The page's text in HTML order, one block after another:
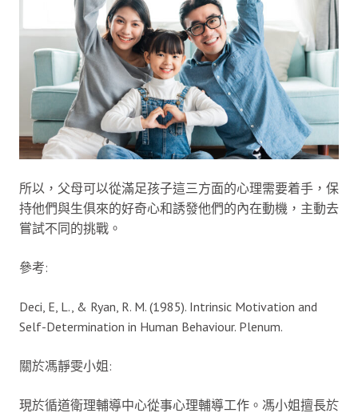
所以，父母可以從滿足孩子這三方面的心理需要着手，保
持他們與生俱來的好奇心和誘發他們的內在動機，主動去
嘗試不同的挑戰。
參考:
Deci, E, L., & Ryan, R. M. (1985). Intrinsic Motivation and
Self-Determination in Human Behaviour. Plenum.
關於馮靜雯小姐:
現於循道衛理輔導中心從事心理輔導工作。馮小姐擅長於